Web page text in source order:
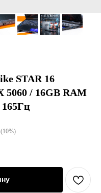
STAR 16
5060 / 16GB RAM
165Гц